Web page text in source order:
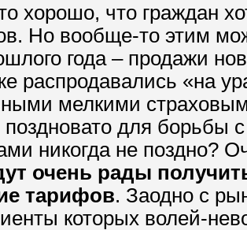
хорошо, что граждан
Но вообще-то этим
года – продажи
распродавались «на
мелкими
для борьбы
никогда не поздно?
очень рады
тарифов. Заодно с
которых волей-